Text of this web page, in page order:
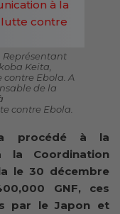
Représentant
Keita,
Ebola. A
de la
contre Ebola.
a procédé à la
la Coordination
le 30 décembre
GNF, ces
par le Japon et